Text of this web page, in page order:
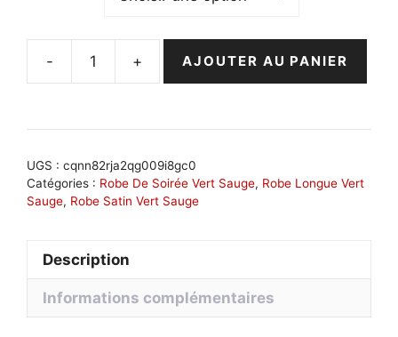
-
quantité
satin
verte
élégante
+ AJOUTER AU PANIER
UGS : cqnn82rja2qg009i8gc0
Catégories : Robe De Soirée Vert Sauge, Robe Longue Vert
Sauge, Robe Satin Vert Sauge
Description
Informations complémentaires